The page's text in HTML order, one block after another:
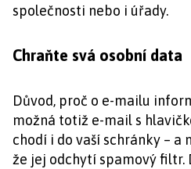
společnosti nebo i úřady.
Chraňte svá osobní data
Důvod, proč o e-mailu
možná totiž e-mail s
chodí i do vaší schránky – a
že jej odchytí spamový filtr.